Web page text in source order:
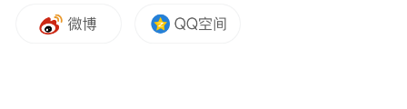
会进步、服务地方经济社会发展的使命任